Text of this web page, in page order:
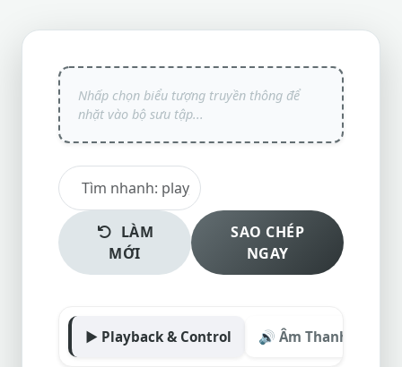
LÀM
MỚI
SAO CHÉP
NGAY
▶️ Playback & Control 🔊 Âm Thanh & Loa